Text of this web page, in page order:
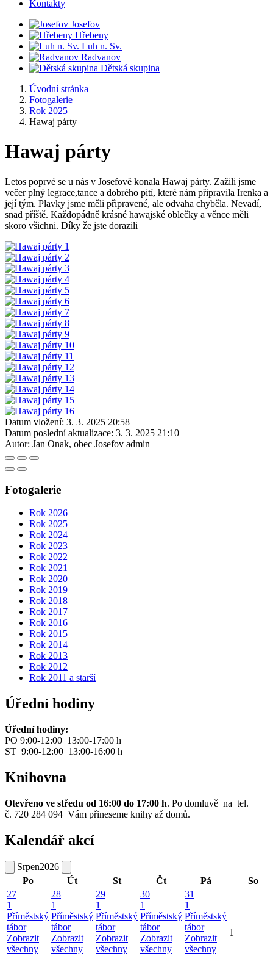
Kontakty
Josefov
Hřebeny
Luh n. Sv.
Radvanov
Dětská skupina
Úvodní stránka
Fotogalerie
Rok 2025
Hawaj párty
Hawaj párty
Letos poprvé se u nás v Josefově konala Hawaj párty. Zažili jsme
večer plný legrace,tance a dobrého pití, které nám připravila Irenka a
její tým. Plavky jsme měli připravené, ale odvaha chyběla. Nevadí,
snad příště. Každopádně krásné hawajské oblečky a věnce měli
skoro všichni. Díky že jste dorazili
Datum vložení: 3. 3. 2025 20:58
Datum poslední aktualizace: 3. 3. 2025 21:10
Autor: Jan Onak, obec Josefov admin
Fotogalerie
Rok 2026
Rok 2025
Rok 2024
Rok 2023
Rok 2022
Rok 2021
Rok 2020
Rok 2019
Rok 2018
Rok 2017
Rok 2016
Rok 2015
Rok 2014
Rok 2013
Rok 2012
Rok 2011 a starší
Úřední hodiny
Úřední hodiny:
PO 9:00-12:00 13:00-17:00 h
ST 9:00-12:00 13:00-16:00 h
Knihovna
Otevřeno ve středu od 16:00 do 17:00 h. Po domluvě na tel.
č. 720 284 094 Vám přineseme knihy až domů.
Kalendář akcí
Srpen2026
Po
Út St Čt Pá
So
27
1
Příměstský
tábor
Zobrazit
všechny
28
1
Příměstský
tábor
Zobrazit
všechny
29
1
Příměstský
tábor
Zobrazit
všechny
30
1
Příměstský
tábor
Zobrazit
všechny
31
1
Příměstský
tábor
Zobrazit
všechny
1